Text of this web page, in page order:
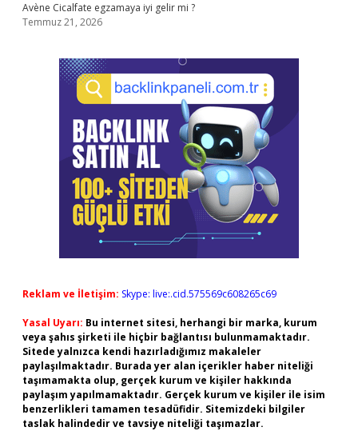
Avène Cicalfate egzamaya iyi gelir mi ?
Temmuz 21, 2026
Reklam ve İletişim: Skype: live:.cid.575569c608265c69
Yasal Uyarı: Bu internet sitesi, herhangi bir marka, kurum
veya şahıs şirketi ile hiçbir bağlantısı bulunmamaktadır.
Sitede yalnızca kendi hazırladığımız makaleler
paylaşılmaktadır. Burada yer alan içerikler haber niteliği
taşımamakta olup, gerçek kurum ve kişiler hakkında
paylaşım yapılmamaktadır. Gerçek kurum ve kişiler ile isim
benzerlikleri tamamen tesadüfidir. Sitemizdeki bilgiler
taslak halindedir ve tavsiye niteliği taşımazlar.